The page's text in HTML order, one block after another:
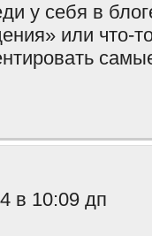
у себя в
или что-
в 10:09 дп